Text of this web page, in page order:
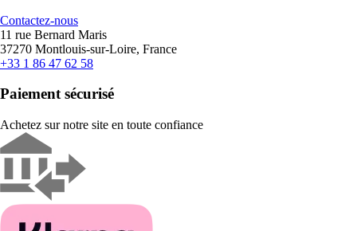
Contactez-nous
11 rue Bernard Maris
37270 Montlouis-sur-Loire, France
+33 1 86 47 62 58
Paiement sécurisé
Achetez sur notre site en toute confiance